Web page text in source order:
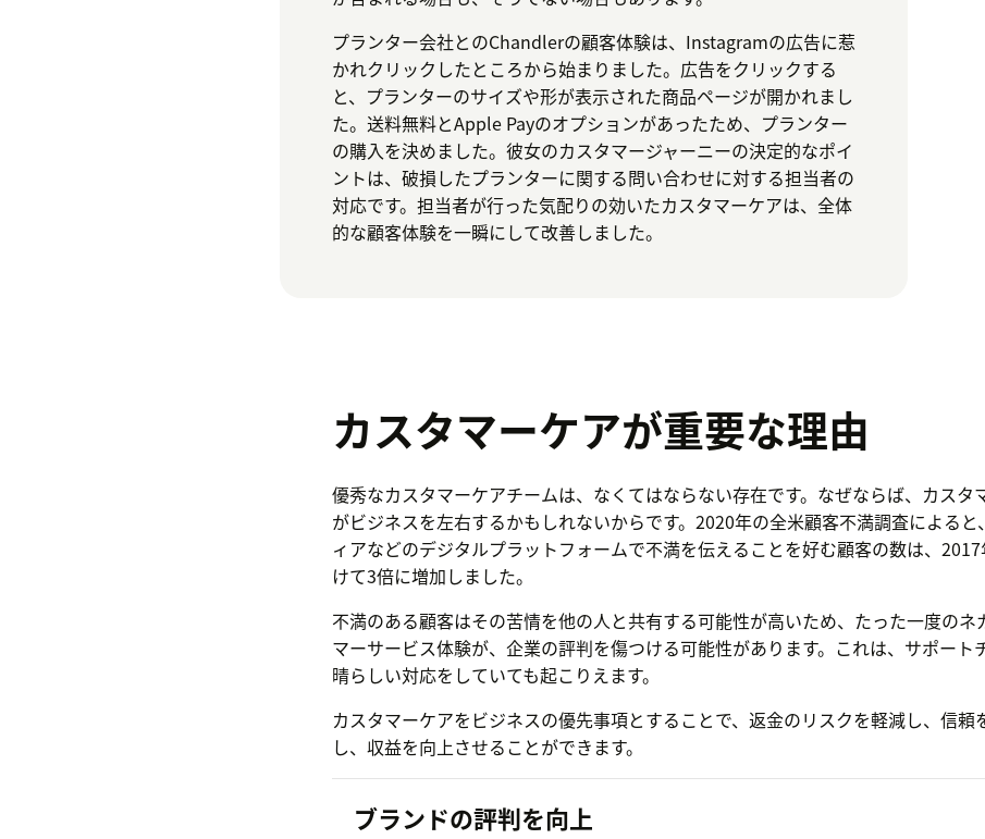
プランター会社とのChandlerの顧客体験は、Instagramの広告に惹
かれクリックしたところから始まりました。広告をクリックする
と、プランターのサイズや形が表示された商品ページが開かれまし
た。送料無料とApple Payのオプションがあったため、プランター
の購入を決めました。彼女のカスタマージャーニーの決定的なポイ
ントは、破損したプランターに関する問い合わせに対する担当者の
対応です。担当者が行った気配りの効いたカスタマーケアは、全体
的な顧客体験を一瞬にして改善しました。
カスタマーケアが重要な理由
優秀なカスタマーケアチームは、なくてはならない存在です。なぜならば、カスタ
がビジネスを左右するかもしれないからです。2020年の全米顧客不満調査による
ィアなどのデジタルプラットフォームで不満を伝えることを好む顧客の数は、
けて3倍に増加しました。
不満のある顧客はその苦情を他の人と共有する可能性が高いため、たった一度のネ
マーサービス体験が、企業の評判を傷つける可能性があります。これは、サポート
晴らしい対応をしていても起こりえます。
カスタマーケアをビジネスの優先事項とすることで、返金のリスクを軽減し、信頼
し、収益を向上させることができます。
ブランドの評判を向上